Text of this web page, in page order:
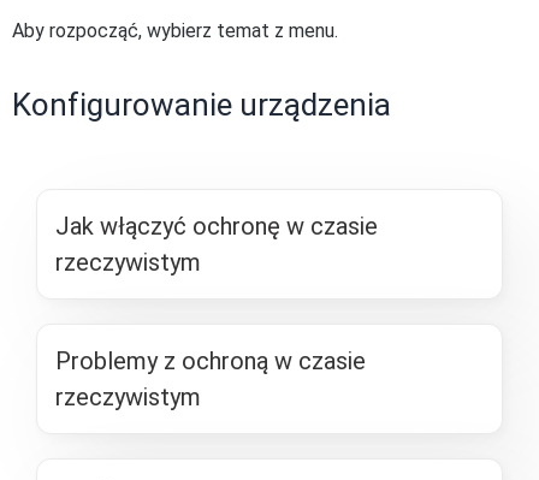
Aby rozpocząć, wybierz temat z menu.
Konfigurowanie urządzenia
Jak włączyć ochronę w czasie
rzeczywistym
Problemy z ochroną w czasie
rzeczywistym